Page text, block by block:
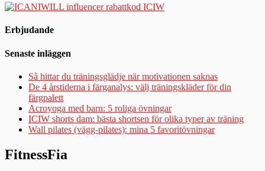
Erbjudande
Senaste inläggen
Så hittar du träningsglädje när motivationen saknas
De 4 årstiderna i färganalys: välj träningskläder för din
färgpalett
Acroyoga med barn: 5 roliga övningar
ICIW shorts dam: bästa shortsen för olika typer av träning
Wall pilates (vägg-pilates): mina 5 favoritövningar
FitnessFia